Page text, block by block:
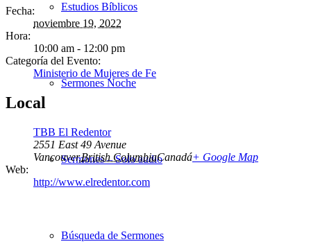
Estudios Bíblicos
Sermones Noche
Sermones – Solo audio
Búsqueda de Sermones
Fecha:
noviembre 19, 2022
Hora:
10:00 am - 12:00 pm
Categoría del Evento:
Ministerio de Mujeres de Fe
Local
TBB El Redentor
2551 East 49 Avenue
Vancouver,British ColumbiaCanadá+ Google Map
Web:
http://www.elredentor.com